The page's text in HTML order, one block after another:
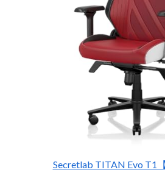
Secretlab TITAN Evo T1